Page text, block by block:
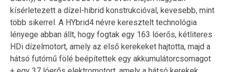
kísérletezett a dízel-hibrid konstrukcióval, kevesebb, mint
több sikerrel. A HYbrid4 névre keresztelt technológia
lényege abban állt, hogy fogtak egy 163 lóerős, kétliteres
HDi dízelmotort, amely az első kerekeket hajtotta, majd a
hátsó futómű fölé beépítettek egy akkumulátorcsomagot